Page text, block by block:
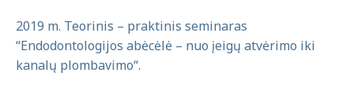
2019 m. Teorinis – praktinis seminaras
“Endodontologijos abėcėlė – nuo įeigų atvėrimo iki
kanalų plombavimo“.